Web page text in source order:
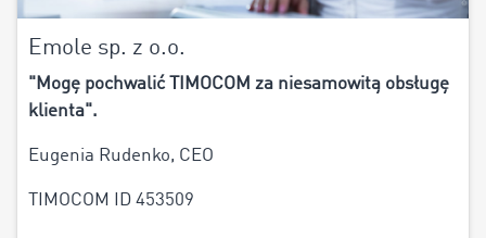
Emole sp. z o.o.
"Mogę pochwalić TIMOCOM za niesamowitą obsługę
klienta".
Eugenia Rudenko, CEO
TIMOCOM ID 453509